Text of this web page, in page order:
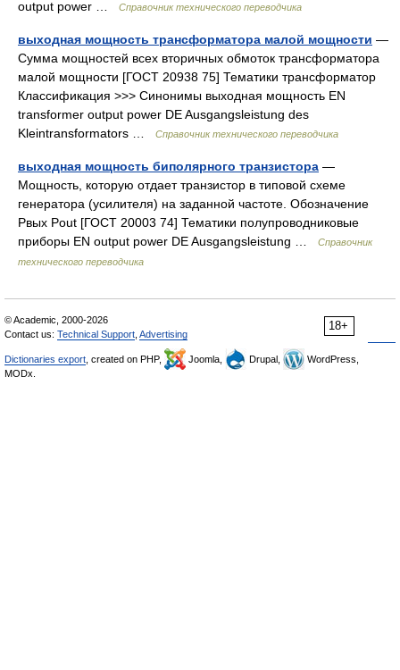
output power …
Справочник технического переводчика
выходная мощность трансформатора малой мощности —
Сумма мощностей всех вторичных обмоток трансформатора
малой мощности [ГОСТ 20938 75] Тематики трансформатор
Классификация >>> Синонимы выходная мощность EN
transformer output power DE Ausgangsleistung des
Kleintransformators …
Справочник технического переводчика
выходная мощность биполярного транзистора —
Мощность, которую отдает транзистор в типовой схеме
генератора (усилителя) на заданной частоте. Обозначение
Pвых Pout [ГОСТ 20003 74] Тематики полупроводниковые
приборы EN output power DE Ausgangsleistung …
Справочник
технического переводчика
18+
© Academic, 2000-2026
Contact us: Technical Support Advertising
Dictionaries export , created on PHP, Joomla, Drupal,
WordPress,
MODx.